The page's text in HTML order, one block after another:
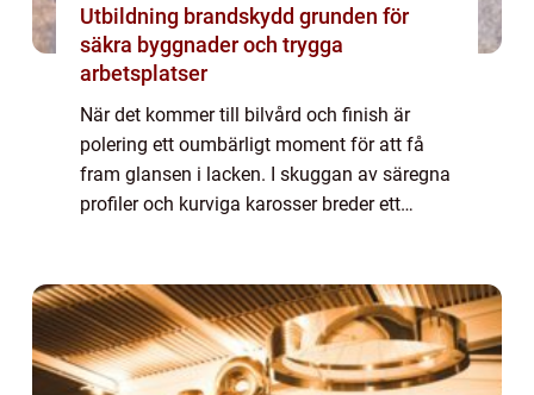
Utbildning brandskydd grunden för
säkra byggnader och trygga
arbetsplatser
När det kommer till bilvård och finish är
polering ett oumbärligt moment för att få
fram glansen i lacken. I skuggan av säregna
profiler och kurviga karosser breder ett